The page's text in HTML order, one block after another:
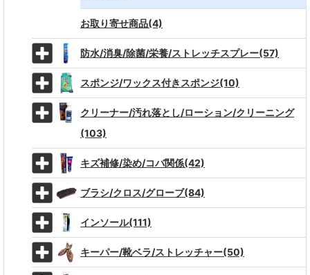
お取り寄せ商品(4)
防水/消臭/除菌/栄養/ストレッチスプレー(57)
スポンジ/ワックス付きスポンジ(10)
クリーナー/汚れ落とし/ローション/クリーニング
(103)
キズ補修/染め/コバ関係(42)
ブラシ/クロス/グローブ(84)
インソール(111)
キーパー/靴ベラ/ストレッチャー(50)